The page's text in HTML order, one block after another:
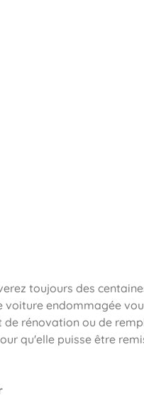
toujours des
voiture endommagée
de rénovation ou de
qu'elle puisse être